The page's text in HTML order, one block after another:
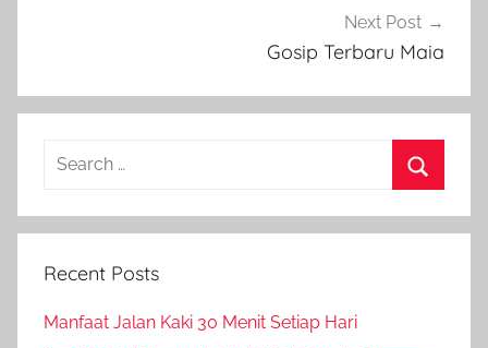
Next Post
Gosip Terbaru Maia
Search
Recent Posts
Manfaat Jalan Kaki 30 Menit Setiap Hari